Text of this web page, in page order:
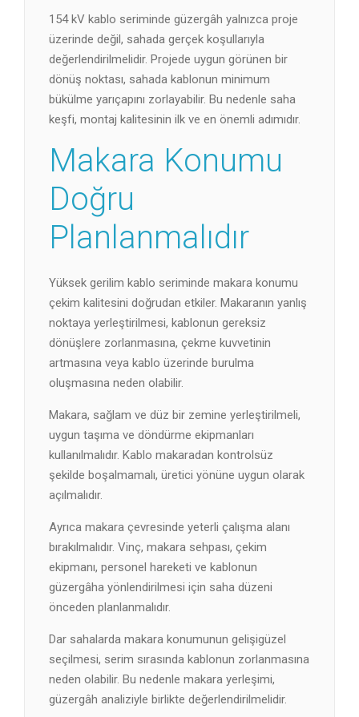
154 kV kablo seriminde güzergâh yalnızca proje
üzerinde değil, sahada gerçek koşullarıyla
değerlendirilmelidir. Projede uygun görünen bir
dönüş noktası, sahada kablonun minimum
bükülme yarıçapını zorlayabilir. Bu nedenle saha
keşfi, montaj kalitesinin ilk ve en önemli adımıdır.
Makara Konumu
Doğru
Planlanmalıdır
Yüksek gerilim kablo seriminde makara konumu
çekim kalitesini doğrudan etkiler. Makaranın yanlış
noktaya yerleştirilmesi, kablonun gereksiz
dönüşlere zorlanmasına, çekme kuvvetinin
artmasına veya kablo üzerinde burulma
oluşmasına neden olabilir.
Makara, sağlam ve düz bir zemine yerleştirilmeli,
uygun taşıma ve döndürme ekipmanları
kullanılmalıdır. Kablo makaradan kontrolsüz
şekilde boşalmamalı, üretici yönüne uygun olarak
açılmalıdır.
Ayrıca makara çevresinde yeterli çalışma alanı
bırakılmalıdır. Vinç, makara sehpası, çekim
ekipmanı, personel hareketi ve kablonun
güzergâha yönlendirilmesi için saha düzeni
önceden planlanmalıdır.
Dar sahalarda makara konumunun gelişigüzel
seçilmesi, serim sırasında kablonun zorlanmasına
neden olabilir. Bu nedenle makara yerleşimi,
güzergâh analiziyle birlikte değerlendirilmelidir.